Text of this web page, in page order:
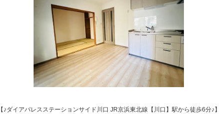
【♪ダイアパレスステーションサイド川口 JR京浜東北線【川口】駅から徒歩6分♪】